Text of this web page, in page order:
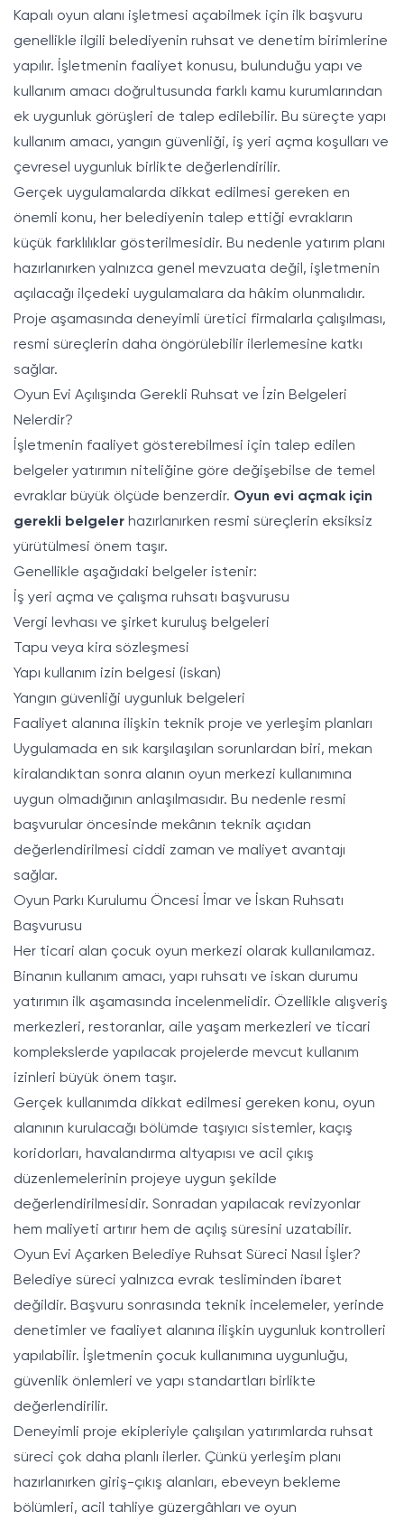
Kapalı oyun alanı işletmesi açabilmek için ilk başvuru
genellikle ilgili belediyenin ruhsat ve denetim birimlerine
yapılır. İşletmenin faaliyet konusu, bulunduğu yapı ve
kullanım amacı doğrultusunda farklı kamu kurumlarından
ek uygunluk görüşleri de talep edilebilir. Bu süreçte yapı
kullanım amacı, yangın güvenliği, iş yeri açma koşulları ve
çevresel uygunluk birlikte değerlendirilir.
Gerçek uygulamalarda dikkat edilmesi gereken en
önemli konu, her belediyenin talep ettiği evrakların
küçük farklılıklar gösterilmesidir. Bu nedenle yatırım planı
hazırlanırken yalnızca genel mevzuata değil, işletmenin
açılacağı ilçedeki uygulamalara da hâkim olunmalıdır.
Proje aşamasında deneyimli üretici firmalarla çalışılması,
resmi süreçlerin daha öngörülebilir ilerlemesine katkı
sağlar.
Oyun Evi Açılışında Gerekli Ruhsat ve İzin Belgeleri
Nelerdir?
İşletmenin faaliyet gösterebilmesi için talep edilen
belgeler yatırımın niteliğine göre değişebilse de temel
evraklar büyük ölçüde benzerdir. Oyun evi açmak için
gerekli belgeler hazırlanırken resmi süreçlerin eksiksiz
yürütülmesi önem taşır.
Genellikle aşağıdaki belgeler istenir:
İş yeri açma ve çalışma ruhsatı başvurusu
Vergi levhası ve şirket kuruluş belgeleri
Tapu veya kira sözleşmesi
Yapı kullanım izin belgesi (iskan)
Yangın güvenliği uygunluk belgeleri
Faaliyet alanına ilişkin teknik proje ve yerleşim planları
Uygulamada en sık karşılaşılan sorunlardan biri, mekan
kiralandıktan sonra alanın oyun merkezi kullanımına
uygun olmadığının anlaşılmasıdır. Bu nedenle resmi
başvurular öncesinde mekânın teknik açıdan
değerlendirilmesi ciddi zaman ve maliyet avantajı
sağlar.
Oyun Parkı Kurulumu Öncesi İmar ve İskan Ruhsatı
Başvurusu
Her ticari alan çocuk oyun merkezi olarak kullanılamaz.
Binanın kullanım amacı, yapı ruhsatı ve iskan durumu
yatırımın ilk aşamasında incelenmelidir. Özellikle alışveriş
merkezleri, restoranlar, aile yaşam merkezleri ve ticari
komplekslerde yapılacak projelerde mevcut kullanım
izinleri büyük önem taşır.
Gerçek kullanımda dikkat edilmesi gereken konu, oyun
alanının kurulacağı bölümde taşıyıcı sistemler, kaçış
koridorları, havalandırma altyapısı ve acil çıkış
düzenlemelerinin projeye uygun şekilde
değerlendirilmesidir. Sonradan yapılacak revizyonlar
hem maliyeti artırır hem de açılış süresini uzatabilir.
Oyun Evi Açarken Belediye Ruhsat Süreci Nasıl İşler?
Belediye süreci yalnızca evrak tesliminden ibaret
değildir. Başvuru sonrasında teknik incelemeler, yerinde
denetimler ve faaliyet alanına ilişkin uygunluk kontrolleri
yapılabilir. İşletmenin çocuk kullanımına uygunluğu,
güvenlik önlemleri ve yapı standartları birlikte
değerlendirilir.
Deneyimli proje ekipleriyle çalışılan yatırımlarda ruhsat
süreci çok daha planlı ilerler. Çünkü yerleşim planı
hazırlanırken giriş-çıkış alanları, ebeveyn bekleme
bölümleri, acil tahliye güzergâhları ve oyun